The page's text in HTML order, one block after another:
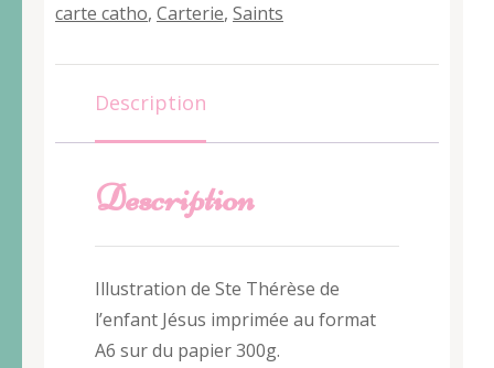
carte catho, Carterie, Saints
Description
Description
Illustration de Ste Thérèse de
l’enfant Jésus imprimée au format
A6 sur du papier 300g.